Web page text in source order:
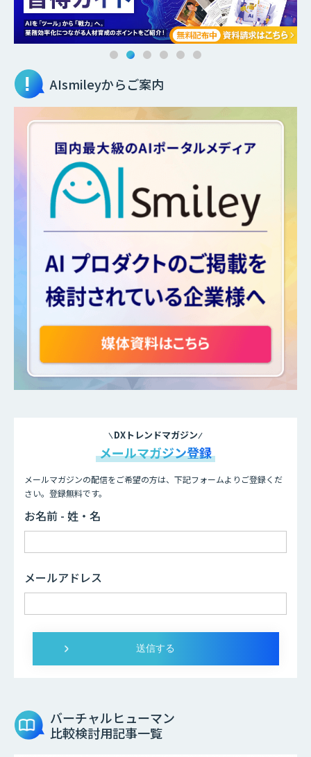
AIsmileyからご案内
DXトレンドマガジン
メールマガジン登録
メールマガジンの配信をご希望の方は、下記フォームよりご登録くだ
さい。登録無料です。
お名前 - 姓・名
メールアドレス
バーチャルヒューマン
比較検討用記事一覧